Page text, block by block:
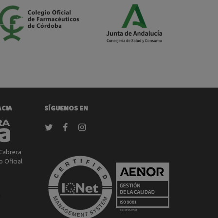
Oficial
SÍGUENOS EN